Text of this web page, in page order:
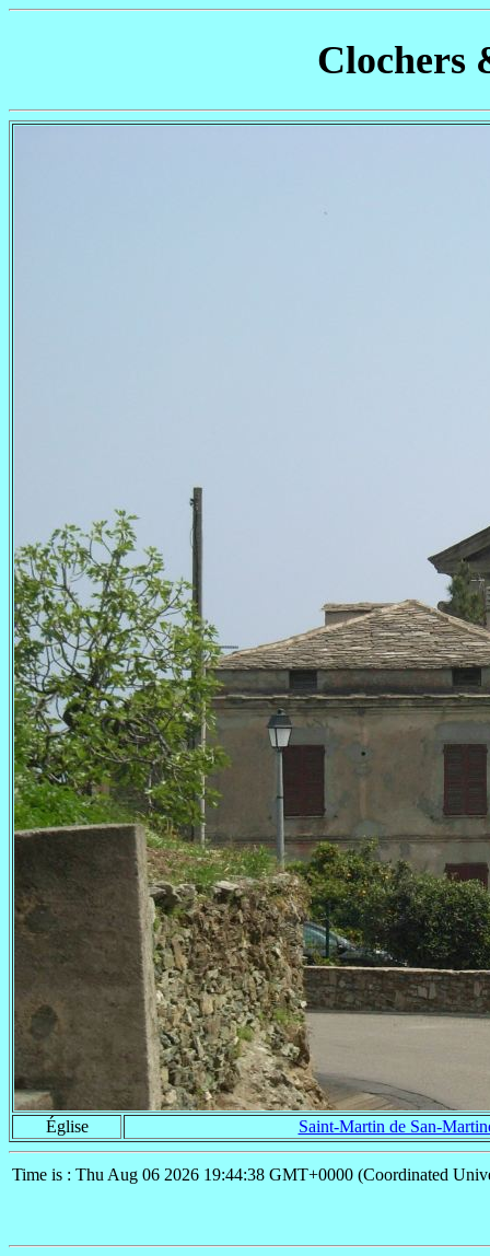
Clochers
Église Saint-Martin de San-
Time is : Thu Aug 06 2026 19:44:38 GMT+0000 (Coordinated